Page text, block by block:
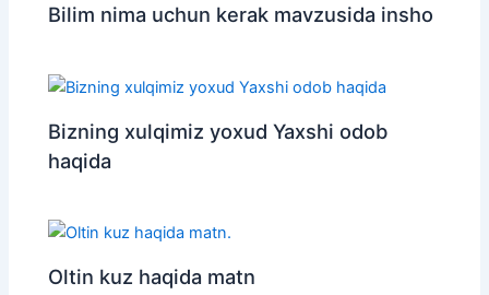
Bilim nima uchun kerak mavzusida insho
Bizning xulqimiz yoxud Yaxshi odob
haqida
Oltin kuz haqida matn